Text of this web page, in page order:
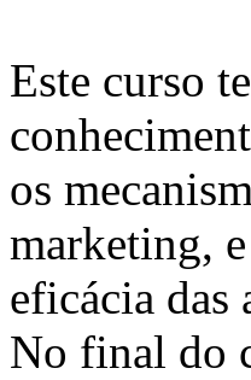
Este curso
os
marketing,
eficácia das
No final do